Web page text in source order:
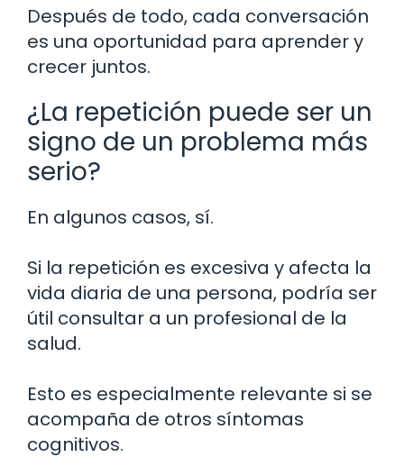
Después de todo, cada conversación
es una oportunidad para aprender y
crecer juntos.
¿La repetición puede ser un
signo de un problema más
serio?
En algunos casos, sí.
Si la repetición es excesiva y afecta la
vida diaria de una persona, podría ser
útil consultar a un profesional de la
salud.
Esto es especialmente relevante si se
acompaña de otros síntomas
cognitivos.